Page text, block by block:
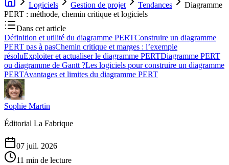
Logiciels
Gestion de projet Tendances
Diagramme
PERT : méthode, chemin critique et logiciels
Dans cet article
Définition et utilité du diagramme PERTConstruire un diagramme
PERT pas à pasChemin critique et marges : l’exemple
résoluExploiter et actualiser le diagramme PERTDiagramme PERT
ou diagramme de Gantt ?Les logiciels pour construire un diagramme
PERTAvantages et limites du diagramme PERT
Sophie Martin
Éditorial La Fabrique
07 juil. 2026
11 min de lecture